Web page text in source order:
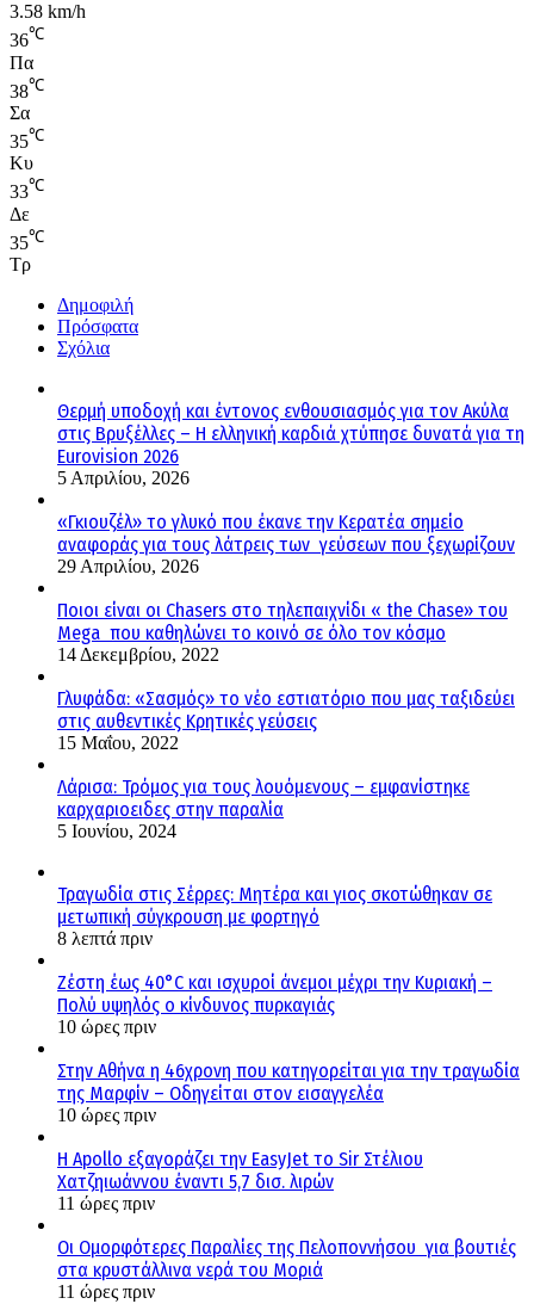
3.58 km/h
36℃
Πα
38℃
Σα
35℃
Κυ
33℃
Δε
35℃
Τρ
Δημοφιλή
Πρόσφατα
Σχόλια
Θερμή υποδοχή και έντονος ενθουσιασμός για τον Ακύλα
στις Βρυξέλλες – Η ελληνική καρδιά χτύπησε δυνατά για τη
Eurovision 2026
5 Απριλίου, 2026
«Γκιουζέλ» το γλυκό που έκανε την Κερατέα σημείο
αναφοράς για τους λάτρεις των γεύσεων που ξεχωρίζουν
29 Απριλίου, 2026
Ποιοι είναι οι Chasers στο τηλεπαιχνίδι « the Chase» του
Mega που καθηλώνει το κοινό σε όλο τον κόσμο
14 Δεκεμβρίου, 2022
Γλυφάδα: «Σασμός» το νέο εστιατόριο που μας ταξιδεύει
στις αυθεντικές Κρητικές γεύσεις
15 Μαΐου, 2022
Λάρισα: Τρόμος για τους λουόμενους – εμφανίστηκε
καρχαριοειδες στην παραλία
5 Ιουνίου, 2024
Τραγωδία στις Σέρρες: Μητέρα και γιος σκοτώθηκαν σε
μετωπική σύγκρουση με φορτηγό
8 λεπτά πριν
Ζέστη έως 40°C και ισχυροί άνεμοι μέχρι την Κυριακή –
Πολύ υψηλός ο κίνδυνος πυρκαγιάς
10 ώρες πριν
Στην Αθήνα η 46χρονη που κατηγορείται για την τραγωδία
της Μαρφίν – Οδηγείται στον εισαγγελέα
10 ώρες πριν
Η Apollo εξαγοράζει την EasyJet το Sir Στέλιου
Χατζηιωάννου έναντι 5,7 δισ. λιρών
11 ώρες πριν
Οι Ομορφότερες Παραλίες της Πελοποννήσου για βουτιές
στα κρυστάλλινα νερά του Μοριά
11 ώρες πριν